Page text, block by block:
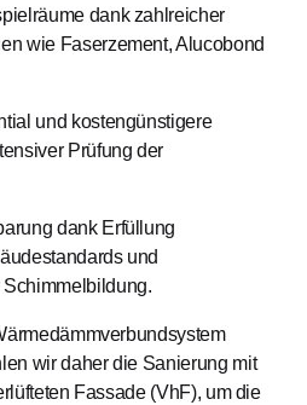
dank zahlreicher
wie Faserzement, Alucobond
und kostengünstigere
Prüfung der
dank Erfüllung
und
wir daher die Sanierung mit
Fassade (VhF), um die